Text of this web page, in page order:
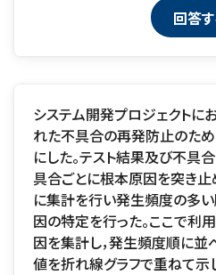
システム開発プロジェクトに
れた不具合の再発防止のた
にした。テスト結果及び不具
具合ごとに根本原因を突き止
に集計を行い発生頻度の多
因の特定を行った。ここで利
因を集計し，発生頻度順に並
値を折れ線グラフで重ねて示